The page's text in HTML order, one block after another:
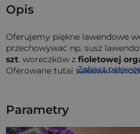
Opis
Oferujemy piękne lawendowe
przechowywać np. susz
szt. woreczków z fioletowej
Oferowane tutaj sakiewki
lawendowe woreczki z organzy
Zobacz pełny
Parametry